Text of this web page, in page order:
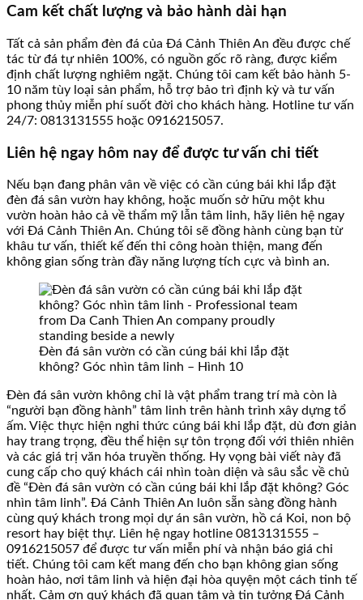
Cam kết chất lượng và bảo hành dài hạn
Tất cả sản phẩm đèn đá của Đá Cảnh Thiên An đều được chế
tác từ đá tự nhiên 100%, có nguồn gốc rõ ràng, được kiểm
định chất lượng nghiêm ngặt. Chúng tôi cam kết bảo hành 5-
10 năm tùy loại sản phẩm, hỗ trợ bảo trì định kỳ và tư vấn
phong thủy miễn phí suốt đời cho khách hàng. Hotline tư vấn
24/7: 0813131555 hoặc 0916215057.
Liên hệ ngay hôm nay để được tư vấn chi tiết
Nếu bạn đang phân vân về việc có cần cúng bái khi lắp đặt
đèn đá sân vườn hay không, hoặc muốn sở hữu một khu
vườn hoàn hảo cả về thẩm mỹ lẫn tâm linh, hãy liên hệ ngay
với Đá Cảnh Thiên An. Chúng tôi sẽ đồng hành cùng bạn từ
khâu tư vấn, thiết kế đến thi công hoàn thiện, mang đến
không gian sống tràn đầy năng lượng tích cực và bình an.
Đèn đá sân vườn có cần cúng bái khi lắp đặt
không? Góc nhìn tâm linh – Hình 10
Đèn đá sân vườn không chỉ là vật phẩm trang trí mà còn là
“người bạn đồng hành” tâm linh trên hành trình xây dựng tổ
ấm. Việc thực hiện nghi thức cúng bái khi lắp đặt, dù đơn giản
hay trang trọng, đều thể hiện sự tôn trọng đối với thiên nhiên
và các giá trị văn hóa truyền thống. Hy vọng bài viết này đã
cung cấp cho quý khách cái nhìn toàn diện và sâu sắc về chủ
đề “Đèn đá sân vườn có cần cúng bái khi lắp đặt không? Góc
nhìn tâm linh”. Đá Cảnh Thiên An luôn sẵn sàng đồng hành
cùng quý khách trong mọi dự án sân vườn, hồ cá Koi, non bộ
resort hay biệt thự. Liên hệ ngay hotline 0813131555 –
0916215057 để được tư vấn miễn phí và nhận báo giá chi
tiết. Chúng tôi cam kết mang đến cho bạn không gian sống
hoàn hảo, nơi tâm linh và hiện đại hòa quyện một cách tinh tế
nhất. Cảm ơn quý khách đã quan tâm và tin tưởng Đá Cảnh